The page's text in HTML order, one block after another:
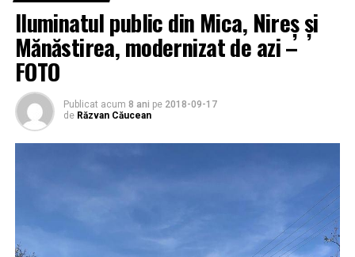
Iluminatul public din Mica, Nireș și
Mănăstirea, modernizat de azi –
FOTO
Publicat acum 8 ani pe 2018-09-17
de Răzvan Căucean